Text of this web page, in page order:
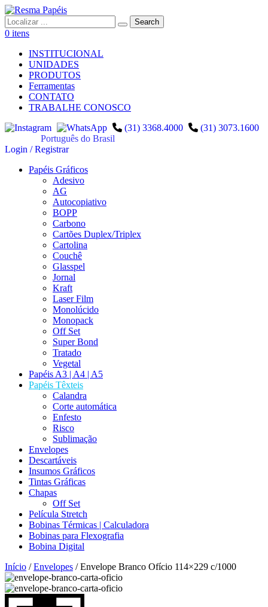
0 itens
INSTITUCIONAL
UNIDADES
PRODUTOS
Ferramentas
CONTATO
TRABALHE CONOSCO
(31) 3368.4000
(31) 3073.1600
Português do Brasil
Login / Registrar
Papéis Gráficos
Adesivo
AG
Autocopiativo
BOPP
Carbono
Cartões Duplex/Triplex
Cartolina
Couchê
Glasspel
Jornal
Kraft
Laser Film
Monolúcido
Monopack
Off Set
Super Bond
Tratado
Vegetal
Papéis A3 | A4 | A5
Papéis Têxteis
Calandra
Corte automática
Enfesto
Risco
Sublimação
Envelopes
Descartáveis
Insumos Gráficos
Tintas Gráficas
Chapas
Off Set
Película Stretch
Bobinas Térmicas | Calculadora
Bobinas para Flexografia
Bobina Digital
Início /Envelopes / Envelope Branco Ofício 114×229 c/1000